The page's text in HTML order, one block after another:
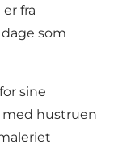
fra
som
sine
med hustruen